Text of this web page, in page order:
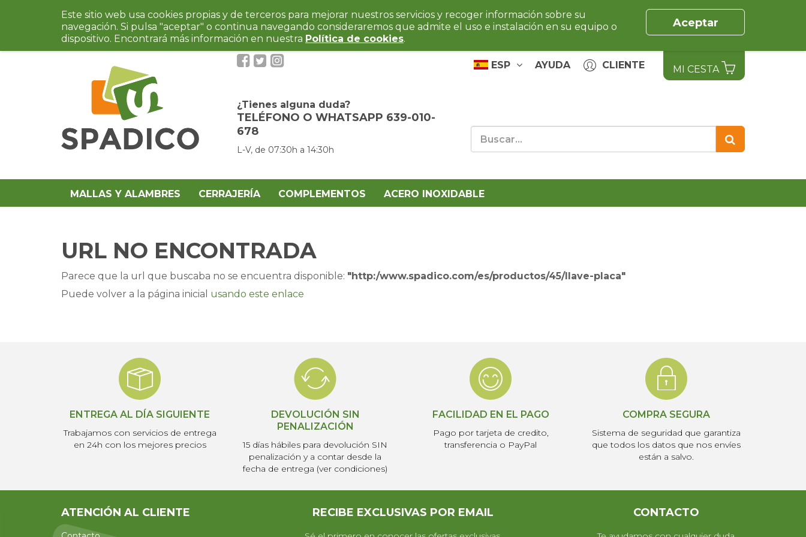
ESP AYUDA CLIENTE MI CESTA
¿Tienes alguna duda?
TELÉFONO O WHATSAPP 639-010-
678
L-V, de 07:30h a 14:30h
MALLAS Y ALAMBRES CERRAJERÍA COMPLEMENTOS ACERO INOXIDABLE
URL NO ENCONTRADA
Parece que la url que buscaba no se encuentra disponible: "http:/www.spadico.com/es/productos/45/llave-placa"
Puede volver a la página inicial usando este enlace
ENTREGA AL DÍA SIGUIENTE
Trabajamos con servicios de entrega
en 24h con los mejores precios
DEVOLUCIÓN SIN
PENALIZACIÓN
15 días hábiles para devolución SIN
penalización y a contar desde la
fecha de entrega (ver condiciones)
FACILIDAD EN EL PAGO
Pago por tarjeta de credito,
transferencia o PayPal
COMPRA SEGURA
Sistema de seguridad que garantiza
que todos los datos que nos envíes
están a salvo.
ATENCIÓN AL CLIENTE RECIBE EXCLUSIVAS POR EMAIL CONTACTO
Este sitio web usa cookies propias y de terceros para mejorar nuestros servicios y recoger información sobre su
navegación. Si pulsa "aceptar" o continua navegando consideraremos que admite el uso e instalación en su equipo o
dispositivo. Encontrará más información en nuestra Política de cookies.
Aceptar